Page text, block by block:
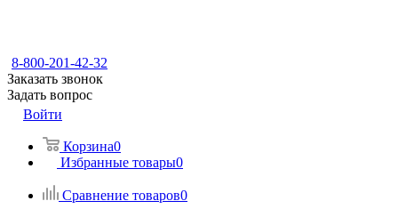
8-800-201-42-32
Заказать звонок
Задать вопрос
Войти
Корзина0
Избранные товары0
Сравнение товаров0